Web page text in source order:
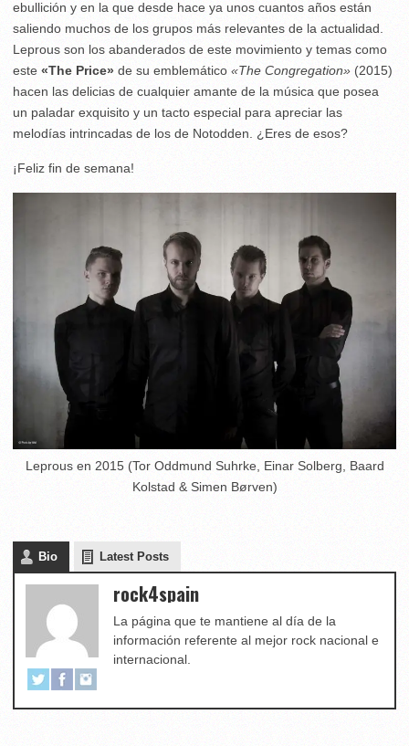
ebullición y en la que desde hace ya unos cuantos años están
saliendo muchos de los grupos más relevantes de la actualidad.
Leprous son los abanderados de este movimiento y temas como
este «The Price» de su emblemático «The Congregation» (2015)
hacen las delicias de cualquier amante de la música que posea
un paladar exquisito y un tacto especial para apreciar las
melodías intrincadas de los de Notodden. ¿Eres de esos?
¡Feliz fin de semana!
Leprous en 2015 (Tor Oddmund Suhrke, Einar Solberg, Baard
Kolstad & Simen Børven)
Bio Latest Posts
rock4spain
La página que te mantiene al día de la
información referente al mejor rock nacional e
internacional.